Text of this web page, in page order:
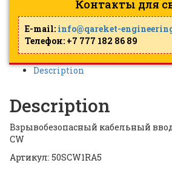
Контакты для
E-mail: info@qareket-
Телефон: +7 777 182 86 89
Description
Description
Взрывобезопасный кабельный ввод
CW
Артикул: 50SCW1RA5